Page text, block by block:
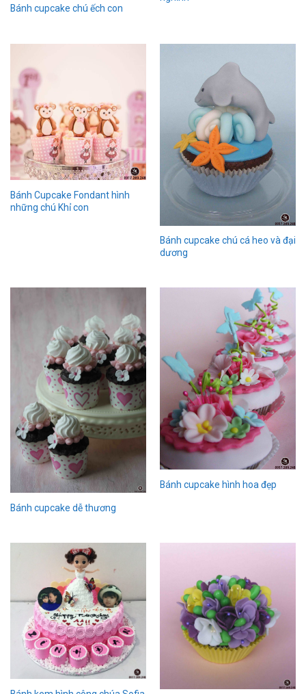
Bánh cupcake chú ếch con
Bánh Cupcake Fondant hình
những chú Khỉ con
Bánh cupcake chú cá heo và đại
dương
Bánh cupcake dễ thương
Bánh cupcake hình hoa đẹp